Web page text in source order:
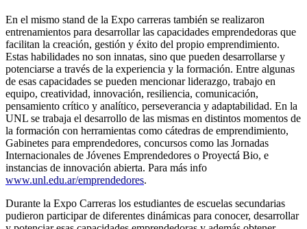
En el mismo stand de la Expo carreras también se realizaron
entrenamientos para desarrollar las capacidades emprendedoras que
facilitan la creación, gestión y éxito del propio emprendimiento.
Estas habilidades no son innatas, sino que pueden desarrollarse y
potenciarse a través de la experiencia y la formación. Entre algunas
de esas capacidades se pueden mencionar liderazgo, trabajo en
equipo, creatividad, innovación, resiliencia, comunicación,
pensamiento crítico y analítico, perseverancia y adaptabilidad. En la
UNL se trabaja el desarrollo de las mismas en distintos momentos de
la formación con herramientas como cátedras de emprendimiento,
Gabinetes para emprendedores, concursos como las Jornadas
Internacionales de Jóvenes Emprendedores o Proyectá Bio, e
instancias de innovación abierta. Para más info
www.unl.edu.ar/emprendedores.
Durante la Expo Carreras los estudiantes de escuelas secundarias
pudieron participar de diferentes dinámicas para conocer, desarrollar